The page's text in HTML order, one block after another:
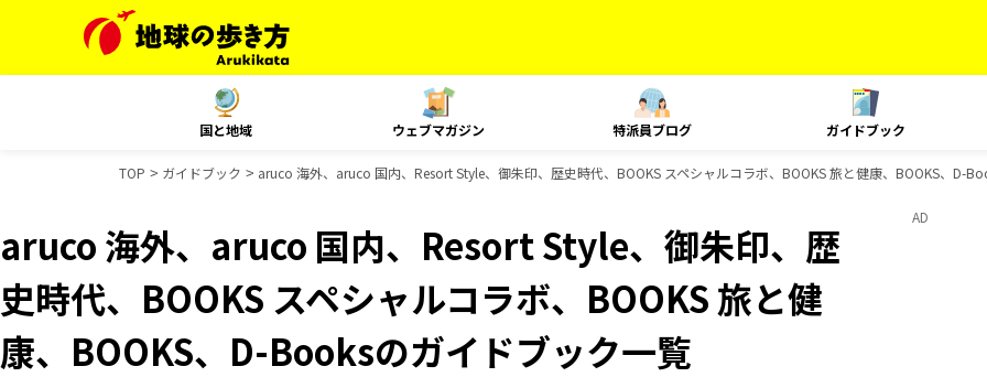
国と地域 ウェブマガジン 特派員ブログ ガイドブック
TOP ガイドブック aruco 海外、aruco 国内、Resort Style、御朱印、歴史時代、BOOKS スペシャルコラボ、BOOKS 旅と健康、BOOKS、D-
aruco 海外、aruco 国内、Resort Style、御朱印、歴
史時代、BOOKS スペシャルコラボ、BOOKS 旅と健
康、BOOKS、D-Booksのガイドブック一覧
AD